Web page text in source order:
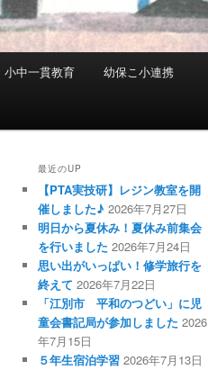
小中一貫教育 幼保こ小連携
最近のUP
【PTA実技研】レジン教室を開
催しました♪ 2026年7月27日
明日から夏休み！夏休み前集会
を行いました 2026年7月24日
思い出がいっぱい！修学旅行を
終えて 2026年7月22日
「江別市 平和のつどい」に児
童会書記局が参加しました 2026
年7月15日
５年生宿泊学習 2026年7月13日